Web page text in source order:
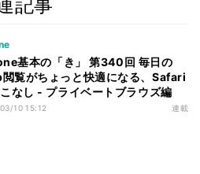
記事
基本の「き」 第340回 毎日の
覧がちょっと快適になる、Safari
なし - プライベートブラウズ編
10 15:12 連載